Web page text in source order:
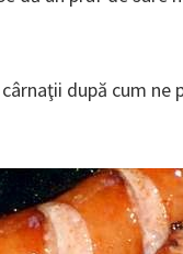
după cum